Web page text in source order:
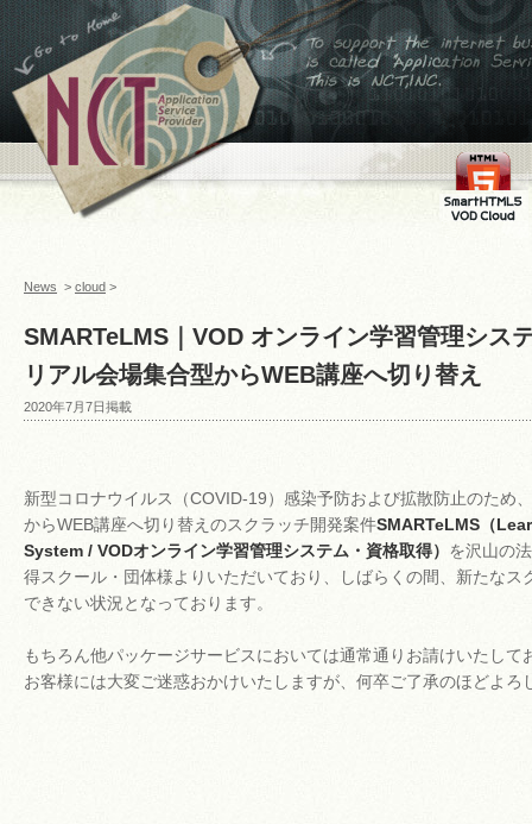
←ホームへ
To support the internet
business,is called
Application Service
Provider This is
NCT,INC.
VOD Cloud
News > cloud >
SMARTeLMS｜VOD オンライン学習管理シス
リアル会場集合型からWEB講座へ切り替え
2020年7月7日掲載
新型コロナウイルス（COVID-19）感染予防および拡散防止のため
からWEB講座へ切り替えのスクラッチ開発案件SMARTeLMS（
System / VODオンライン学習管理システム・資格取得） を沢山の
得スクール・団体様よりいただいており、しばらくの間、新たなス
できない状況となっております。
もちろん他パッケージサービスにおいては通常通りお請けいたして
お客様には大変ご迷惑おかけいたしますが、何卒ご了承のほどよろ